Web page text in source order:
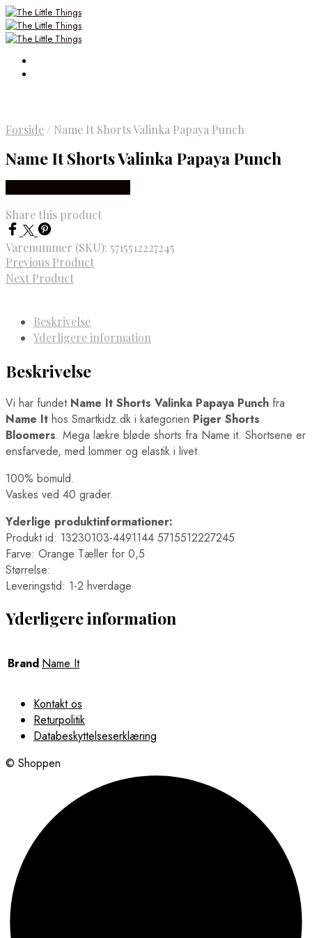
Forside / Name It Shorts Valinka Papaya Punch
Name It Shorts Valinka Papaya Punch
Share this product
Varenummer (SKU): 5715512227245
Previous Product
Next Product
Beskrivelse
Yderligere information
Beskrivelse
Vi har fundet Name It Shorts Valinka Papaya Punch fra
Name It hos Smartkidz.dk i kategorien Piger Shorts
Bloomers. Mega lækre bløde shorts fra Name it. Shortsene er
ensfarvede, med lommer og elastik i livet.
100% bomuld.
Vaskes ved 40 grader.
Yderlige produktinformationer:
Produkt id: 13230103-4491144 5715512227245
Farve: Orange Tæller for 0,5
Størrelse:
Leveringstid: 1-2 hverdage
Yderligere information
Brand Name It
Kontakt os
Returpolitik
Databeskyttelseserklæring
© Shoppen